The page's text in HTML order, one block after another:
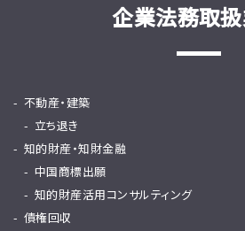
企業法務取
不動産・建築
立ち退き
知的財産・知財金融
中国商標出願
知的財産活用コンサルティング
債権回収